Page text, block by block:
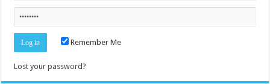
Remember Me
Lost your password?